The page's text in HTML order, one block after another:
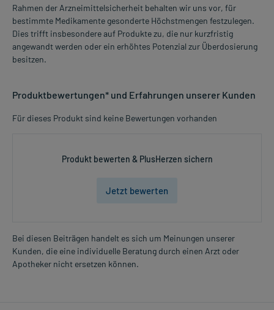
Rahmen der Arzneimittelsicherheit behalten wir uns vor, für
bestimmte Medikamente gesonderte Höchstmengen festzulegen.
Dies trifft insbesondere auf Produkte zu, die nur kurzfristig
angewandt werden oder ein erhöhtes Potenzial zur Überdosierung
besitzen.
Produktbewertungen* und Erfahrungen unserer Kunden
Für dieses Produkt sind keine Bewertungen vorhanden
Produkt bewerten & PlusHerzen sichern
Jetzt bewerten
Bei diesen Beiträgen handelt es sich um Meinungen unserer
Kunden, die eine individuelle Beratung durch einen Arzt oder
Apotheker nicht ersetzen können.